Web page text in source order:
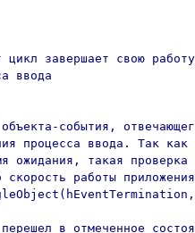
цикл завершает свою работу
ввода
события,
процесса ввода. Так как
ожидания, такая проверка
скорость работы приложения
в отмеченное